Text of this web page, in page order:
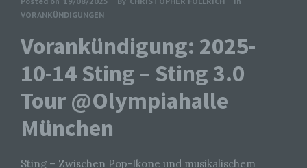
VORANKÜNDIGUNGEN
Vorankündigung: 2025-
10-14 Sting – Sting 3.0
Tour @Olympiahalle
München
Sting – Zwischen Pop-Ikone und musikalischem